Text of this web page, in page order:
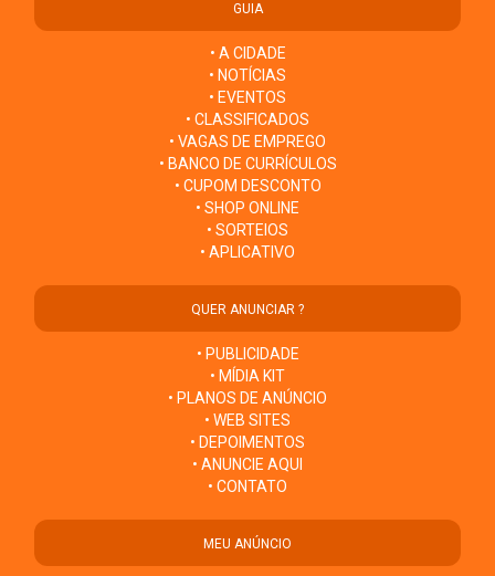
GUIA
• A CIDADE
• NOTÍCIAS
• EVENTOS
• CLASSIFICADOS
• VAGAS DE EMPREGO
• BANCO DE CURRÍCULOS
• CUPOM DESCONTO
• SHOP ONLINE
• SORTEIOS
• APLICATIVO
QUER ANUNCIAR ?
• PUBLICIDADE
• MÍDIA KIT
• PLANOS DE ANÚNCIO
• WEB SITES
• DEPOIMENTOS
• ANUNCIE AQUI
• CONTATO
MEU ANÚNCIO